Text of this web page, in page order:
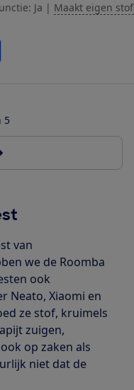
Ja | Maakt eigen
5
van
we de Roomba
ook
Neato, Xiaomi en
ze stof, kruimels
zuigen,
op zaken als
niet dat de